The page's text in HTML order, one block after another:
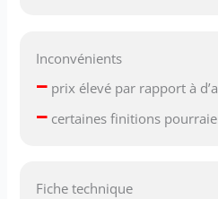
Inconvénients
– prix élevé par rapport à
– certaines finitions
Fiche technique